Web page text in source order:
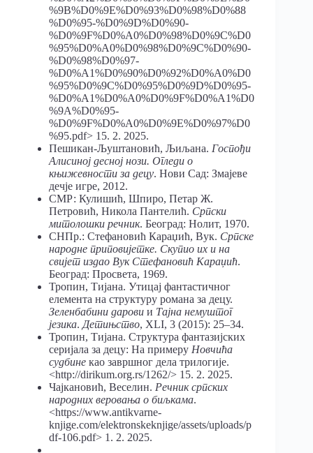
%9B%D0%9E%D0%93%D0%98%D0%88
%D0%95-%D0%9D%D0%90-
%D0%9F%D0%A0%D0%98%D0%9C%D0
%95%D0%A0%D0%98%D0%9C%D0%90-
%D0%98%D0%97-
%D0%A1%D0%90%D0%92%D0%A0%D0
%95%D0%9C%D0%95%D0%9D%D0%95-
%D0%A1%D0%A0%D0%9F%D0%A1%D0
%9A%D0%95-
%D0%9F%D0%A0%D0%9E%D0%97%D0
%95.pdf> 15. 2. 2025.
Пешикан-Љуштановић, Љиљана. Госпођи
Алисиној десној нози. Огледи о
књижевности за децу. Нови Сад: Змајеве
дечје игре, 2012.
СМР: Кулишић, Шпиро, Петар Ж.
Петровић, Никола Пантелић. Српски
митолошки речник. Београд: Нолит, 1970.
СНПр.: Стефановић Караџић, Вук. Српске
народне приповијетке. Скупио их и на
свијет издао Вук Стефановић Караџић.
Београд: Просвета, 1969.
Тропин, Тијана. Утицај фантастичног
елемента на структуру романа за децу.
Зеленбабини дарови и Тајна немуштог
језика. Детињство, XLI, 3 (2015): 25–34.
Тропин, Тијана. Структура фантазијских
серијала за децу: На примеру Новчића
судбине као завршног дела трилогије.
<http://dirikum.org.rs/1262/> 15. 2. 2025.
Чајкановић, Веселин. Речник српских
народних веровања о биљкама.
<https://www.antikvarne-
knjige.com/elektronskeknjige/assets/uploads/p
df-106.pdf> 1. 2. 2025.